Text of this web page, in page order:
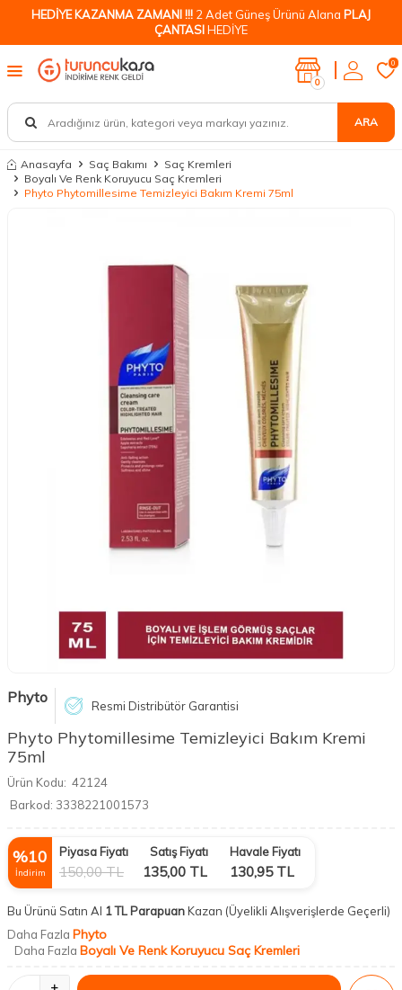
HEDİYE KAZANMA ZAMANI !!! 2 Adet Güneş Ürünü Alana PLAJ
ÇANTASIHEDİYE
ARA
0
0
Anasayfa Saç Bakımı
Saç Kremleri
Boyalı Ve Renk Koruyucu Saç Kremleri
​Phyto Phytomillesime Temizleyici Bakım Kremi 75ml
Phyto Resmi Distribütör Garantisi
​Phyto Phytomillesime Temizleyici Bakım Kremi
75ml
Ürün Kodu: 42124
Barkod: 3338221001573
%10
İndirim
Piyasa Fiyatı
150,00TL
Satış Fiyatı
135,00 TL
Havale Fiyatı
130,95TL
Bu Ürünü Satın Al 1 TL ParapuanKazan (Üyelikli Alışverişlerde Geçerli)
Daha Fazla Phyto
Daha Fazla Boyalı Ve Renk Koruyucu Saç Kremleri